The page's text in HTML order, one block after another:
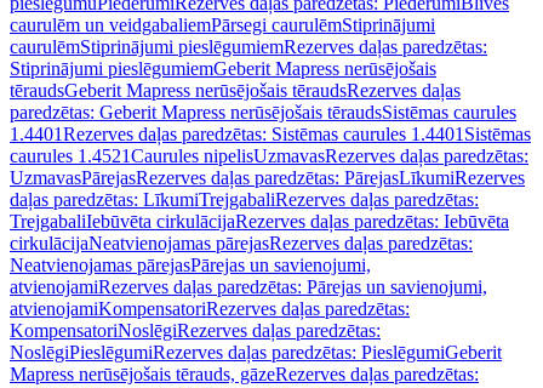
caurulēm un veidgabaliemPārsegi caurulēmStiprinājumi
caurulēmStiprinājumi pieslēgumiemRezerves daļas paredzētas:
Stiprinājumi pieslēgumiemGeberit Mapress nerūsējošais
tēraudsGeberit Mapress nerūsējošais tēraudsRezerves daļas
paredzētas: Geberit Mapress nerūsējošais tēraudsSistēmas caurules
1.4401Rezerves daļas paredzētas: Sistēmas caurules 1.4401 Sistēmas
caurules 1.4521Caurules nipelisUzmavasRezerves daļas paredzētas:
UzmavasPārejasRezerves daļas paredzētas: PārejasLīkumiRezerves
daļas paredzētas: LīkumiTrejgabaliRezerves daļas paredzētas:
TrejgabaliIebūvēta cirkulācijaRezerves daļas paredzētas: Iebūvēta
cirkulācijaNeatvienojamas pārejasRezerves daļas paredzētas:
Neatvienojamas pārejasPārejas un savienojumi,
atvienojamiRezerves daļas paredzētas: Pārejas un savienojumi,
atvienojamiKompensatoriRezerves daļas paredzētas:
KompensatoriNoslēgiRezerves daļas paredzētas:
NoslēgiPieslēgumiRezerves daļas paredzētas: PieslēgumiGeberit
Mapress nerūsējošais tērauds, gāzeRezerves daļas paredzētas: